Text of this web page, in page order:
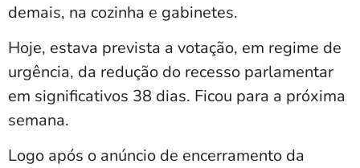
demais, na cozinha e gabinetes.
Hoje, estava prevista a votação, em regime de
urgência, da redução do recesso parlamentar
em significativos 38 dias. Ficou para a próxima
semana.
Logo após o anúncio de encerramento da